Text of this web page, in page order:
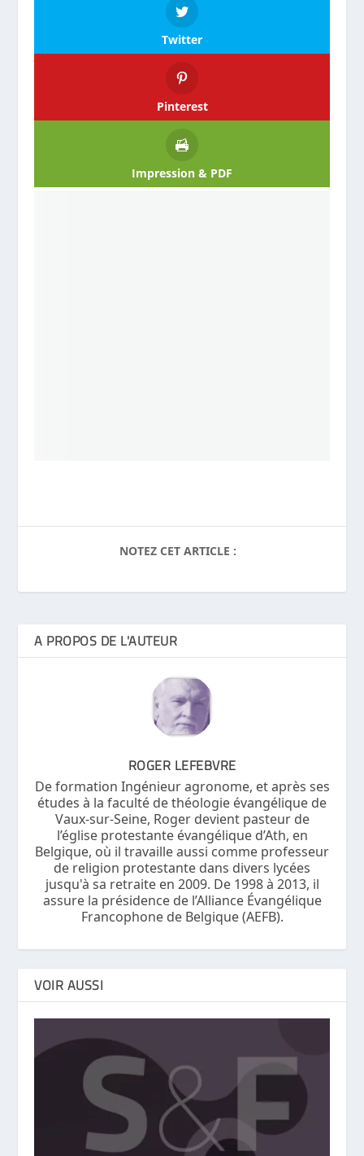
Twitter
Pinterest
Impression & PDF
NOTEZ CET ARTICLE :
A PROPOS DE L'AUTEUR
ROGER LEFEBVRE
De formation Ingénieur agronome, et après ses
études à la faculté de théologie évangélique de
Vaux-sur-Seine, Roger devient pasteur de
l’église protestante évangélique d’Ath, en
Belgique, où il travaille aussi comme professeur
de religion protestante dans divers lycées
jusqu'à sa retraite en 2009. De 1998 à 2013, il
assure la présidence de l’Alliance Évangélique
Francophone de Belgique (AEFB).
VOIR AUSSI